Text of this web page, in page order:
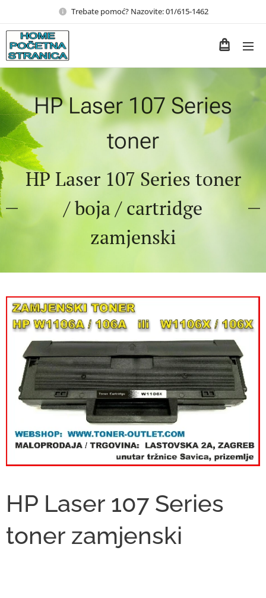
Trebate pomoć? Nazovite: 01/615-1462
HP Laser 107 Series
toner
HP Laser 107 Series toner
/ boja / cartridge
zamjenski
HP Laser 107 Series
toner zamjenski